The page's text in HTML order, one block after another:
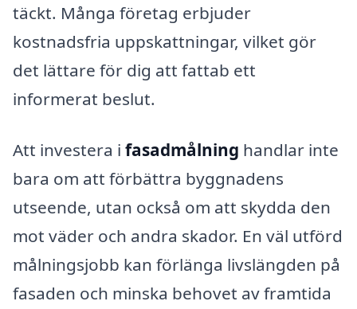
täckt. Många företag erbjuder
kostnadsfria uppskattningar, vilket gör
det lättare för dig att fattab ett
informerat beslut.
Att investera i fasadmålning handlar inte
bara om att förbättra byggnadens
utseende, utan också om att skydda den
mot väder och andra skador. En väl utförd
målningsjobb kan förlänga livslängden på
fasaden och minska behovet av framtida